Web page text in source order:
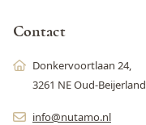
Contact
Donkervoortlaan 24,
3261 NE Oud-Beijerland
info@nutamo.nl